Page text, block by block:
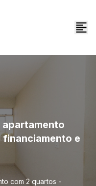
apartamento
e
com 2 quartos -